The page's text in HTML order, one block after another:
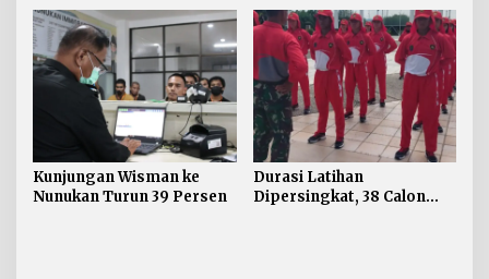
Personel
Kunjungan Wisman ke
Nunukan Turun 39 Persen
Durasi Latihan
Dipersingkat, 38 Calon